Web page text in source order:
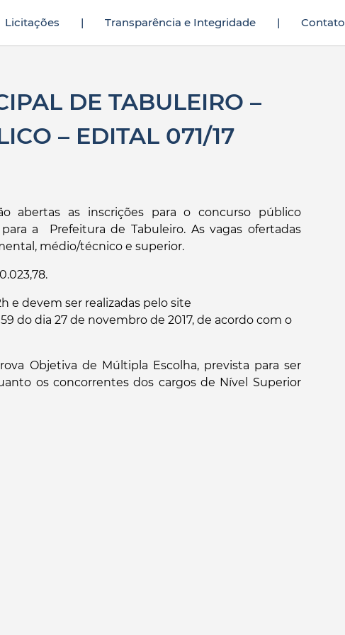
Licitações | Transparência e Integridade | Contato
DE TABULEIRO –
– EDITAL 071/17
abertas as inscrições para o concurso público
a Prefeitura de Tabuleiro. As vagas ofertadas
médio/técnico e superior.
e devem ser realizadas pelo site
do dia 27 de novembro de 2017, de acordo com o
Objetiva de Múltipla Escolha, prevista para ser
os concorrentes dos cargos de Nível Superior